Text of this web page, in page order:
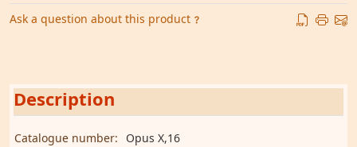
Ask a question about this product
Description
Catalogue number:
Opus X,16